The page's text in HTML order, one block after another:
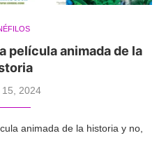
película animada de la
15, 2024
animada de la historia y no,